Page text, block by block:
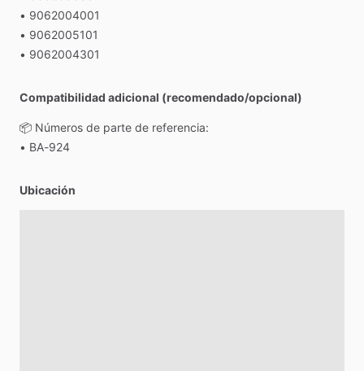
• 9062004001
• 9062005101
• 9062004301
Compatibilidad adicional (recomendado/opcional)
📦 Números de parte de referencia:
• BA-924
Ubicación